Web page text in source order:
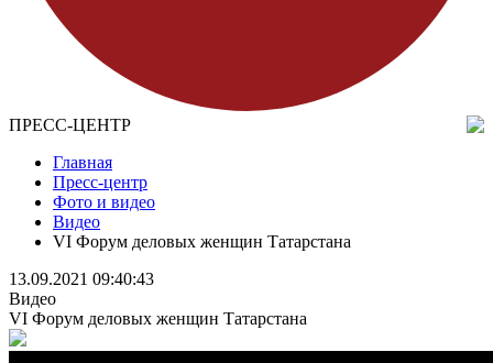
ПРЕСС-ЦЕНТР
Главная
Пресс-центр
Фото и видео
Видео
VI Форум деловых женщин Татарстана
13.09.2021 09:40:43
Видео
VI Форум деловых женщин Татарстана